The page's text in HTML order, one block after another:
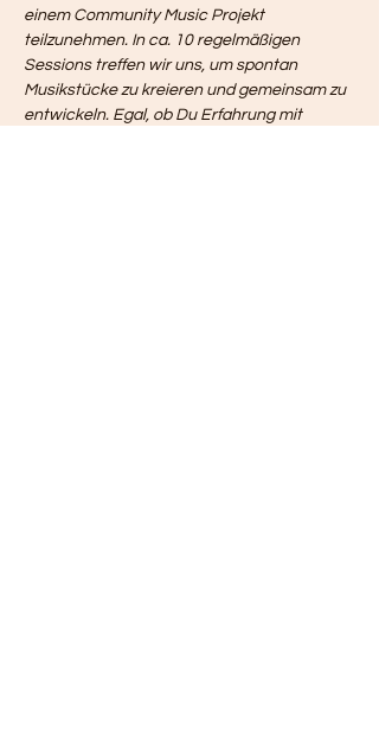
einem Community Music Projekt
teilzunehmen. In ca. 10 regelmäßigen
Sessions treffen wir uns, um spontan
Musikstücke zu kreieren und gemeinsam zu
entwickeln. Egal, ob Du Erfahrung mit